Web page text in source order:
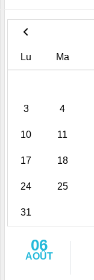
Lu Ma
3 4
10 11
17 18
24 25
31
06
AOÛT